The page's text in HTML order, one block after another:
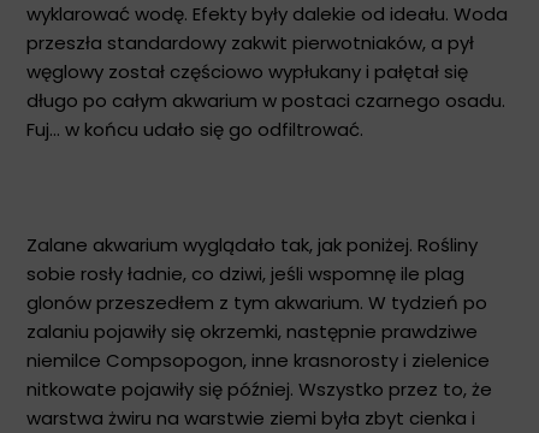
wyklarować wodę. Efekty były dalekie od ideału. Woda
przeszła standardowy zakwit pierwotniaków, a pył
węglowy został częściowo wypłukany i pałętał się
długo po całym akwarium w postaci czarnego osadu.
Fuj... w końcu udało się go odfiltrować.
Zalane akwarium wyglądało tak, jak poniżej. Rośliny
sobie rosły ładnie, co dziwi, jeśli wspomnę ile plag
glonów przeszedłem z tym akwarium. W tydzień po
zalaniu pojawiły się okrzemki, następnie prawdziwe
niemilce Compsopogon, inne krasnorosty i zielenice
nitkowate pojawiły się później. Wszystko przez to, że
warstwa żwiru na warstwie ziemi była zbyt cienka i